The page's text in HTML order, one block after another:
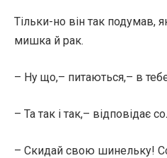
Тільки-но він так подумав,
мишка й рак.
– Ну що,– питаються,– в
– Та так і так,– відповідає
– Скидай свою шинельку!